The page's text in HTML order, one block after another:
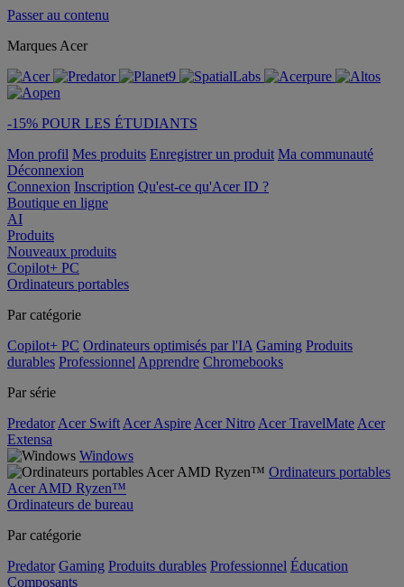
Passer au contenu
Marques Acer
-15% POUR LES ÉTUDIANTS
Mon profil Mes produits Enregistrer un produit Ma communauté
Déconnexion
Connexion Inscription Qu'est-ce qu'Acer ID ?
Boutique en ligne
AI
Produits
Nouveaux produits
Copilot+ PC
Ordinateurs portables
Par catégorie
Copilot+ PC Ordinateurs optimisés par l'IA Gaming Produits
durables Professionnel Apprendre Chromebooks
Par série
Predator Acer Swift Acer Aspire Acer Nitro Acer TravelMate Acer
Extensa
Windows
Ordinateurs portables
Acer AMD Ryzen™
Ordinateurs de bureau
Par catégorie
Predator Gaming Produits durables Professionnel Éducation
Composants